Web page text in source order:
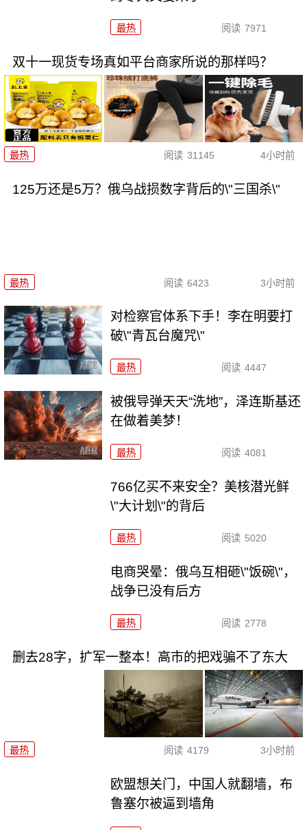
最热 阅读 7971
双十一现货专场真如平台商家所说的那样吗？
最热 阅读 31145 4小时前
125万还是5万？俄乌战损数字背后的\"三国杀\"
最热 阅读 6423 3小时前
对检察官体系下手！李在明要打
破\"青瓦台魔咒\"
最热 阅读 4447
被俄导弹天天“洗地”，泽连斯基还
在做着美梦！
最热 阅读 4081
766亿买不来安全？美核潜光鲜
\"大计划\"的背后
最热 阅读 5020
电商哭晕：俄乌互相砸\"饭碗\"，
战争已没有后方
最热 阅读 2778
删去28字，扩军一整本！高市的把戏骗不了东大
最热 阅读 4179 3小时前
欧盟想关门，中国人就翻墙，布
鲁塞尔被逼到墙角